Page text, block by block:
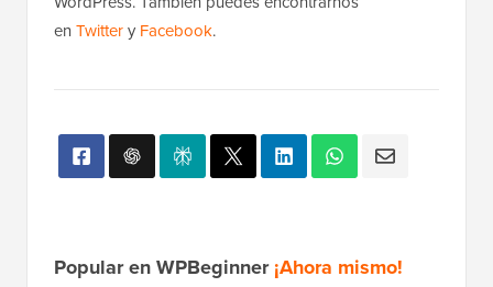
comentarios sobre el diseño de sitios web en
WordPressy nuestrosmejores ejemplos de sitios
de YouTubepara ver tutoriales en video de
WordPress. También puedes encontrarnos